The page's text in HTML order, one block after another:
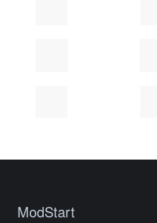
ModStart